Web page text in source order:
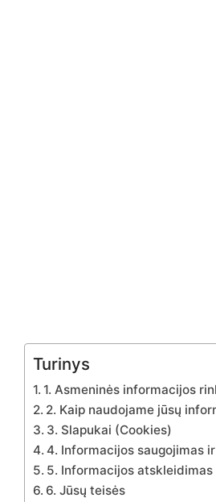
Turinys
1. Asmeninės informacijos
2. Kaip naudojame jūsų
3. Slapukai (Cookies)
4. Informacijos saugojimas
5. Informacijos atskleidimas
6. Jūsų teisės